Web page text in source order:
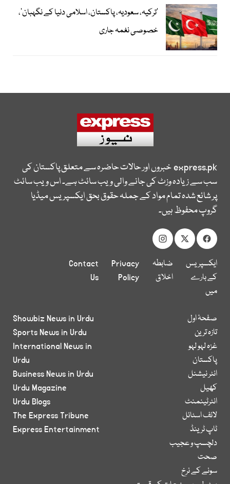
‘ترکیہ، سعودیہ، پاکستان، اسلامی دنیا کے نگہبان’،
خصوصی نغمہ جاری
express.pkخبروں اور حالات حاضرہ سے متعلق پاکستان کی
سب سے زیادہ وزٹ کی جانے والی ویب سائٹ ہے۔ اس ویب سائٹ
پر شائع شدہ تمام مواد کے جملہ حقوق بحق ایکسپریس میڈیا
گروپ محفوظ ہیں۔
ایکسپریس
کے بارے
میں
ضابطہ
اخلاق
Privacy
Policy
Contact
Us
صفحۂ اول
تازہ ترین
غزہ لہو لہو
پاکستان
انٹر نیشنل
کھیل
انٹرٹینمنٹ
لائف اسٹائل
ٹاپ ٹرینڈ
دلچسپ و عجیب
صحت
سونے کے نرخ
Showbiz News in Urdu
Sports News in Urdu
International News in
Urdu
Business News in Urdu
Urdu Magazine
Urdu Blogs
The Express Tribune
Express Entertainment